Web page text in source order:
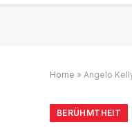
Home » Angelo
BERÜHMTHEIT